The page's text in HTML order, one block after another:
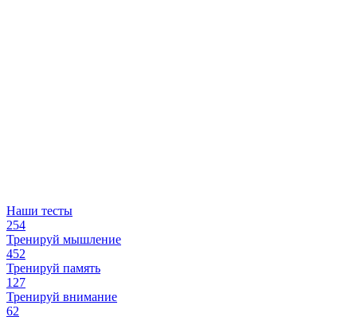
Наши тесты
254
Тренируй мышление
452
Тренируй память
127
Тренируй внимание
62